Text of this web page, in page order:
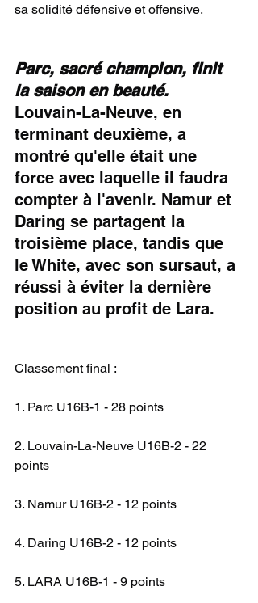
sa solidité défensive et offensive.
Parc, sacré champion, finit
la saison en beauté.
Louvain-La-Neuve, en
terminant deuxième, a
montré qu'elle était une
force avec laquelle il faudra
compter à l'avenir. Namur et
Daring se partagent la
troisième place, tandis que
le White, avec son sursaut, a
réussi à éviter la dernière
position au profit de Lara.
Classement final :
1. Parc U16B-1 - 28 points
2. Louvain-La-Neuve U16B-2 - 22
points
3. Namur U16B-2 - 12 points
4. Daring U16B-2 - 12 points
5. LARA U16B-1 - 9 points